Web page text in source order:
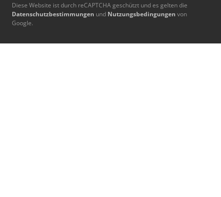
Diese Website ist durch reCAPTCHA geschützt und es gelten die
Datenschutzbestimmungen und Nutzungsbedingungen von
Google.